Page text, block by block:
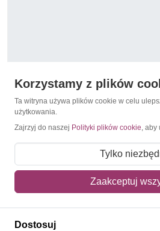
Portugalia 1990 Mi 1823 Czyste
10,00 zł
Dodaj do
Korzystamy z plików
Ta witryna używa plików cookie w celu
użytkowania.
Zajrzyj do naszej Polityki plików cookie, aby
Tylko
Zaakceptuj
Dostosuj